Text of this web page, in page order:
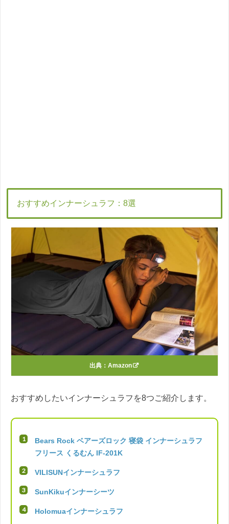
おすすめインナーシュラフ：8選
出典： Amazon
おすすめしたいインナーシュラフを8つご紹介します。
Bears Rock ベアーズロック 寝袋 インナーシュラフ
フリース くるむん IF-201K
VILISUNインナーシュラフ
SunKikuインナーシーツ
Holomuaインナーシュラフ